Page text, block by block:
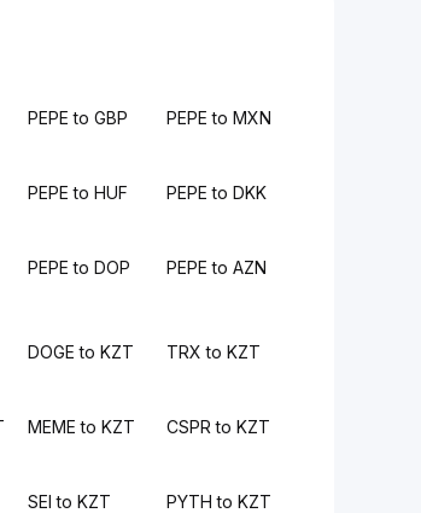
PEPE to GBP PEPE to MXN
PEPE to HUF PEPE to DKK
PEPE to DOP PEPE to AZN
DOGE to KZT TRX to KZT
MEME to KZT CSPR to KZT
SEI to KZT PYTH to KZT